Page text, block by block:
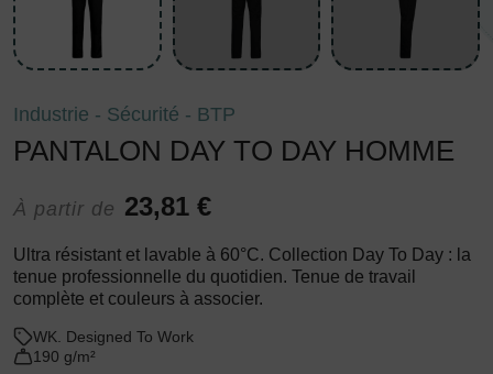
Industrie - Sécurité - BTP
PANTALON DAY TO DAY HOMME
À partir de 23,81 €
Ultra résistant et lavable à 60°C. Collection Day To Day : la
tenue professionnelle du quotidien. Tenue de travail
complète et couleurs à associer.
WK. Designed To Work
190 g/m²